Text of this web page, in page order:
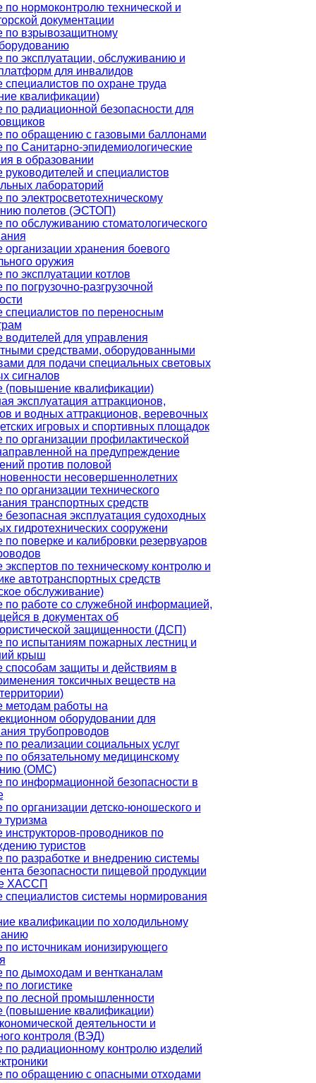
по нормоконтролю технической и
документации
по взрывозащитному
по эксплуатации, обслуживанию и
для инвалидов
специалистов по охране труда
квалификации)
по радиационной безопасности для
по обращению с газовыми баллонами
по Санитарно-эпидемиологические
в образовании
руководителей и специалистов
лабораторий
электросветотехническому
полетов (ЭСТОП)
по обслуживанию стоматологического
организации хранения боевого
оружия
эксплуатации котлов
погрузочно-разгрузочной
специалистов по переносным
водителей для управления
средствами, оборудованными
для подачи специальных световых
сигналов
(повышение квалификации)
эксплуатация аттракционов,
и водных аттракционов, веревочных
игровых и спортивных площадок
по организации профилактической
на предупреждение
против половой
несовершеннолетних
организации технического
транспортных средств
безопасная эксплуатация судоходных
гидротехнических сооружени
по поверке и калибровки резервуаров
по техническому контролю и
автотранспортных средств
обслуживание)
по работе со служебной информацией,
в документах об
защищенности (ДСП)
по испытаниям пожарных лестниц и
крыш
способам защиты и действиям в
токсичных веществ на
методам работы на
оборудовании для
трубопроводов
по реализации социальных услуг
по обязательному медицинскому
(ОМС)
по информационной безопасности в
по организации детско-юношеского и
туризма
инструкторов-проводников по
туристов
по разработке и внедрению системы
безопасности пищевой продукции
ХАССП
специалистов системы нормирования
квалификации по холодильному
по источникам ионизирующего
по дымоходам и вентканалам
логистике
по лесной промышленности
(повышение квалификации)
деятельности и
контроля (ВЭД)
по радиационному контролю изделий
по обращению с опасными отходами